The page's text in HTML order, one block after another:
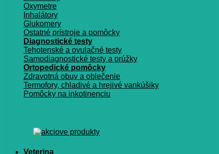
Oxymetre
Inhalátory
Glukomery
Ostatné prístroje a pomôcky
Diagnostické testy
Tehotenské a ovulačné testy
Samodiagnostické testy a prúžky
Ortopedické pomôcky
Zdravotná obuv a oblečenie
Termofory, chladivé a hrejivé vankúšiky
Pomôcky na inkotinenciu
Veterina